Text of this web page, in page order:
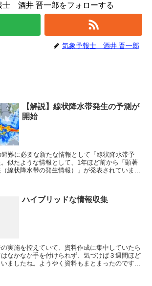
士 酒井 晋一郎をフォローする
気象予報士 酒井 晋一郎
【解説】線状降水帯発生の予測が
開始
難に必要な新たな情報として「線状降水帯予
似たような情報として、1年ほど前から「顕著
線状降水帯の発生情報）」が発表されています
ハイブリッドな情報収集
実施を控えていて、資料作成に集中していたら
なかなか手を付けられず、気づけば３週間ほど
ましたね。ようやく資料もまとまったのです